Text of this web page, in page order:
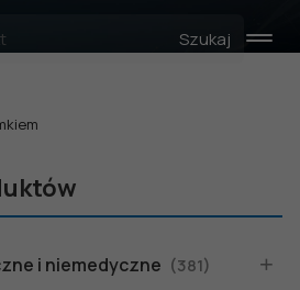
Szukaj
i niemedyczne (381)